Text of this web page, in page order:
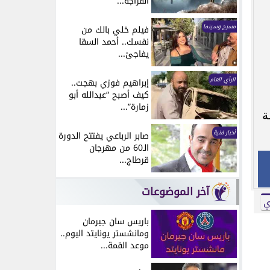
مسرح وسينما فيلم خلي بالك من
نفسك.. أحمد السقا
يفاجئ...
الرأي العام إبراهيم فوزي بهجت..
كيف أصبح “عبدالله أبو
زمارة”...
أخبار فنية صابر الرباعي يفتتح الدورة
الـ60 من مهرجان
قرطاج...
آخر الموضوعات
باريس سان جيرمان
ومانشستر يونايتد اليوم..
موعد القمة...